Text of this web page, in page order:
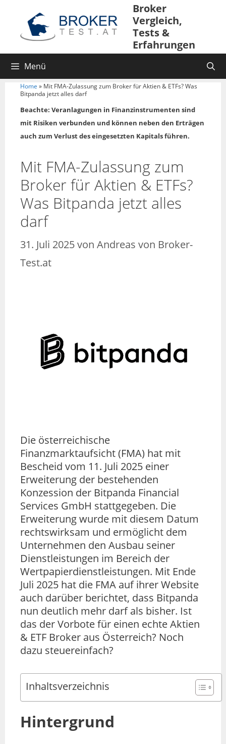
Broker
Vergleich,
Tests &
Erfahrungen
Menü
Home » Mit FMA-Zulassung zum Broker für Aktien & ETFs? Was
Bitpanda jetzt alles darf
Beachte: Veranlagungen in Finanzinstrumenten sind
mit Risiken verbunden und können neben den Erträgen
auch zum Verlust des eingesetzten Kapitals führen.
Mit FMA-Zulassung zum
Broker für Aktien & ETFs?
Was Bitpanda jetzt alles
darf
31. Juli 2025von Andreas von Broker-
Test.at
Die österreichische
Finanzmarktaufsicht (FMA) hat mit
Bescheid vom 11. Juli 2025 einer
Erweiterung der bestehenden
Konzession der Bitpanda Financial
Services GmbH stattgegeben. Die
Erweiterung wurde mit diesem Datum
rechtswirksam und ermöglicht dem
Unternehmen den Ausbau seiner
Dienstleistungen im Bereich der
Wertpapierdienstleistungen. Mit Ende
Juli 2025 hat die FMA auf ihrer Website
auch darüber berichtet, dass Bitpanda
nun deutlich mehr darf als bisher. Ist
das der Vorbote für einen echte Aktien
& ETF Broker aus Österreich? Noch
dazu steuereinfach?
Inhaltsverzeichnis
Hintergrund